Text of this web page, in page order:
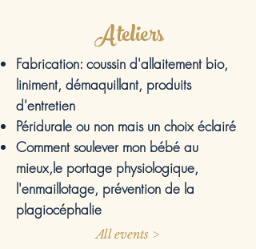
Ateliers
Fabrication: coussin d'allaitement bio,
liniment, démaquillant, produits
d'entretien
Péridurale ou non mais un choix éclairé
Comment soulever mon bébé au
mieux,le portage physiologique,
l'enmaillotage, prévention de la
plagiocéphalie
All events >